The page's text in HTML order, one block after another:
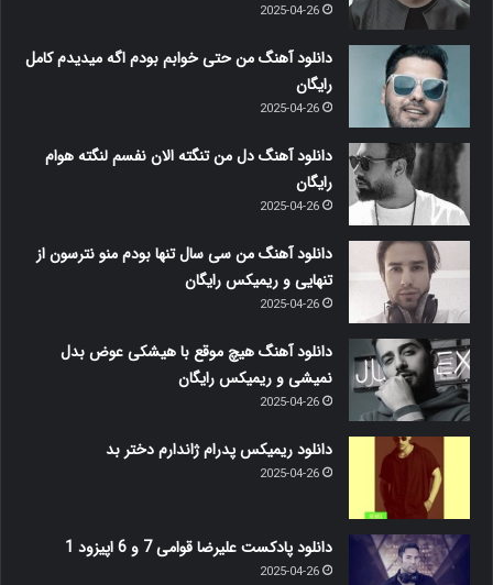
2025-04-26
دانلود آهنگ من حتی خوابم بودم اگه میدیدم کامل
رایگان
2025-04-26
دانلود آهنگ دل من تنگته الان نفسم لنگته هوام
رایگان
2025-04-26
دانلود آهنگ من سی سال تنها بودم منو نترسون از
تنهایی و ریمیکس رایگان
2025-04-26
دانلود آهنگ هیچ موقع با هیشکی عوض بدل
نمیشی و ریمیکس رایگان
2025-04-26
دانلود ریمیکس پدرام ژاندارم دختر بد
2025-04-26
دانلود پادکست علیرضا قوامی 7 و 6 اپیزود 1
2025-04-26